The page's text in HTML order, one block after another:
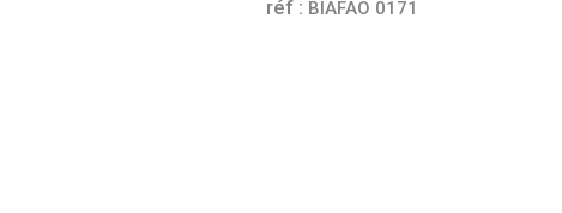
réf : BIAFAO 0171